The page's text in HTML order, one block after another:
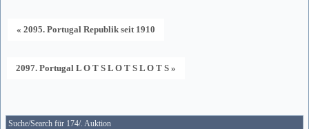
« 2095. Portugal Republik seit 1910
2097. Portugal L O T S L O T S L O T S »
Suche/Search für 174/. Auktion